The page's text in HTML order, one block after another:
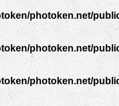
photoken.net/
photoken.net/
photoken.net/